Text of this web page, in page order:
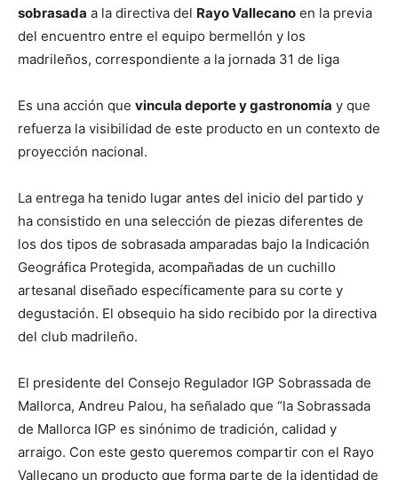
sobrasada a la directiva del Rayo Vallecano en la previa
del encuentro entre el equipo bermellón y los
madrileños, correspondiente a la jornada 31 de liga
Es una acción que vincula deporte y gastronomía y que
refuerza la visibilidad de este producto en un contexto de
proyección nacional.
La entrega ha tenido lugar antes del inicio del partido y
ha consistido en una selección de piezas diferentes de
los dos tipos de sobrasada amparadas bajo la Indicación
Geográfica Protegida, acompañadas de un cuchillo
artesanal diseñado específicamente para su corte y
degustación. El obsequio ha sido recibido por la directiva
del club madrileño.
El presidente del Consejo Regulador IGP Sobrassada de
Mallorca, Andreu Palou, ha señalado que “la Sobrassada
de Mallorca IGP es sinónimo de tradición, calidad y
arraigo. Con este gesto queremos compartir con el Rayo
Vallecano un producto que forma parte de la identidad de